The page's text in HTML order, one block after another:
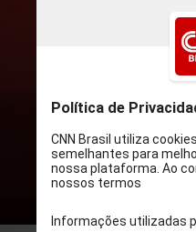
Studios, o
por Nicholas
por seus papéis
Branco e
“Uma Ideia de